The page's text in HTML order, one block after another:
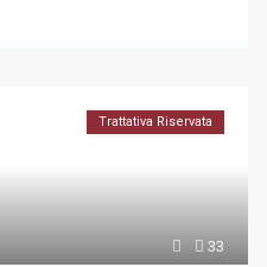
33
Trattativa Riservata